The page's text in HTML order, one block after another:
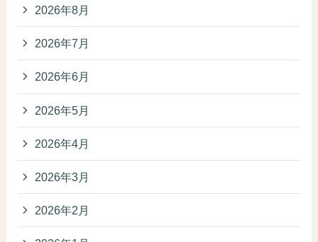
2026年8月
2026年7月
2026年6月
2026年5月
2026年4月
2026年3月
2026年2月